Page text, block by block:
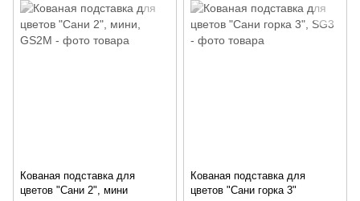
Кованая подставка для
цветов "Сани 2", мини
Кованая подставка для
цветов "Сани горка 3"